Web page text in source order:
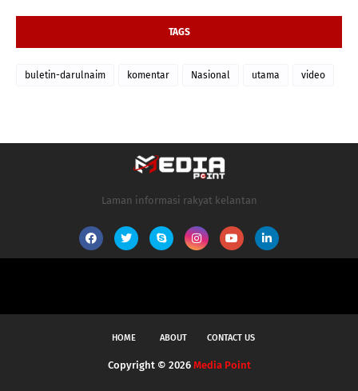
TAGS
buletin-darulnaim komentar Nasional utama video
Laman informasi rakyat kelantan
HOME ABOUT CONTACT US
Copyright © 2026 Media Point